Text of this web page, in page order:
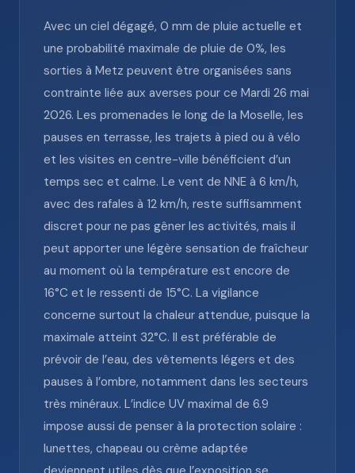
Avec un ciel dégagé, 0 mm de pluie actuelle et
une probabilité maximale de pluie de 0%, les
sorties à Metz peuvent être organisées sans
contrainte liée aux averses pour ce Mardi 26 mai
2026. Les promenades le long de la Moselle, les
pauses en terrasse, les trajets à pied ou à vélo
et les visites en centre-ville bénéficient d’un
temps sec et calme. Le vent de NNE à 6 km/h,
avec des rafales à 12 km/h, reste suffisamment
discret pour ne pas gêner les activités, mais il
peut apporter une légère sensation de fraîcheur
au moment où la température est encore de
16°C et le ressenti de 15°C. La vigilance
concerne surtout la chaleur attendue, puisque la
maximale atteint 32°C. Il est préférable de
prévoir de l’eau, des vêtements légers et des
pauses à l’ombre, notamment dans les secteurs
très minéraux. L’indice UV maximal de 6.9
impose aussi de penser à la protection solaire :
lunettes, chapeau ou crème adaptée